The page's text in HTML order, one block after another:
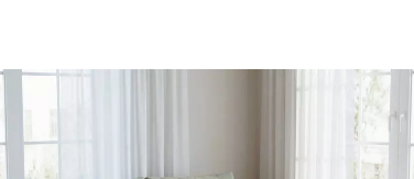
Couchtisch mit offenem Stauraum,Beistelltisch Kaffeetisch
mit 3 Schubladen,Natur (Sofatisch,Beistelltisch, 1-St., mit 3
Schubladen), geometrischer Kaffeetish